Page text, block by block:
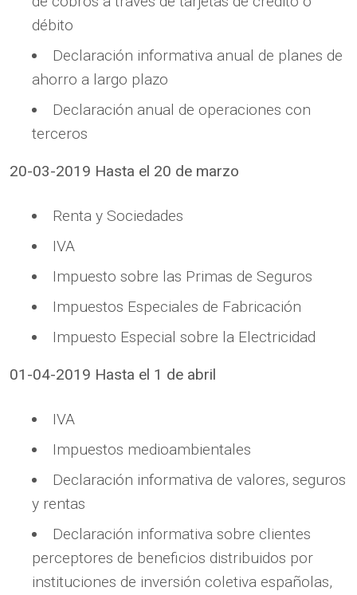
débito
Declaración informativa anual de planes de
ahorro a largo plazo
Declaración anual de operaciones con
terceros
20-03-2019 Hasta el 20 de marzo
Renta y Sociedades
IVA
Impuesto sobre las Primas de Seguros
Impuestos Especiales de Fabricación
Impuesto Especial sobre la Electricidad
01-04-2019 Hasta el 1 de abril
IVA
Impuestos medioambientales
Declaración informativa de valores, seguros
y rentas
Declaración informativa sobre clientes
perceptores de beneficios distribuidos por
instituciones de inversión coletiva españolas,